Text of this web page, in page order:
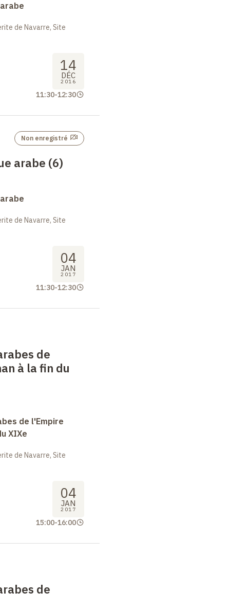
de Navarre, Site
14
DÉC
2016
11:30-12:30
arabe (6)
Non enregistré
de Navarre, Site
04
JAN
2017
11:30-12:30
de
à la fin du
de l'Empire
XIXe
de Navarre, Site
04
JAN
2017
15:00-16:00
de